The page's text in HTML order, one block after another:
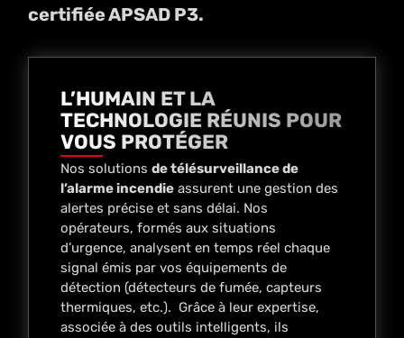
certifiée APSAD P3.
L’HUMAIN ET LA
TECHNOLOGIE RÉUNIS POUR
VOUS PROTÉGER
Nos solutionsde télésurveillance de
l’alarme incendie assurent une gestion des
alertes précise et sans délai. Nos
opérateurs, formés aux situations
d’urgence, analysent en temps réel chaque
signal émis par vos équipements de
détection (détecteurs de fumée, capteurs
thermiques, etc.). Grâce à leur expertise,
associée à des outils intelligents, ils